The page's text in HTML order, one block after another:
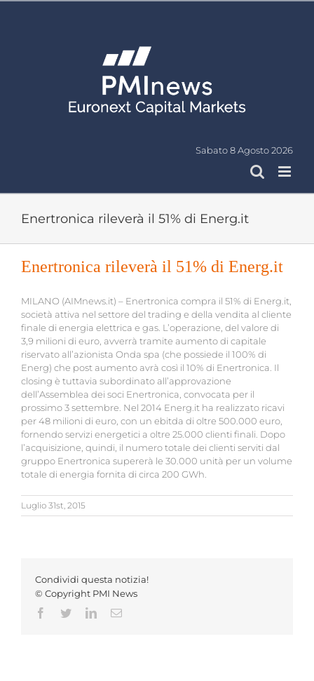
Sabato 8 Agosto 2026
Enertronica rileverà il 51% di Energ.it
Enertronica rileverà il 51% di Energ.it
MILANO (AIMnews.it) – Enertronica compra il 51% di Energ.it,
società attiva nel settore del trading e della vendita al cliente
finale di energia elettrica e gas. L’operazione, del valore di
3,9 milioni di euro, avverrà tramite aumento di capitale
riservato all’azionista Onda spa (che possiede il 100% di
Energ) che post aumento avrà così il 10% di Enertronica. Il
closing è tuttavia subordinato all’approvazione
dell’Assemblea dei soci Enertronica, convocata per il
prossimo 3 settembre. Nel 2014 Energ.it ha realizzato ricavi
per 48 milioni di euro, con un ebitda di oltre 500.000 euro,
fornendo servizi energetici a oltre 25.000 clienti finali. Dopo
l’acquisizione, quindi, il numero totale dei clienti serviti dal
gruppo Enertronica supererà le 30.000 unità per un volume
totale di energia fornita di circa 200 GWh.
Luglio 31st, 2015
Condividi questa notizia!
© Copyright PMI News
Facebook
TwitterLinkedInEmail